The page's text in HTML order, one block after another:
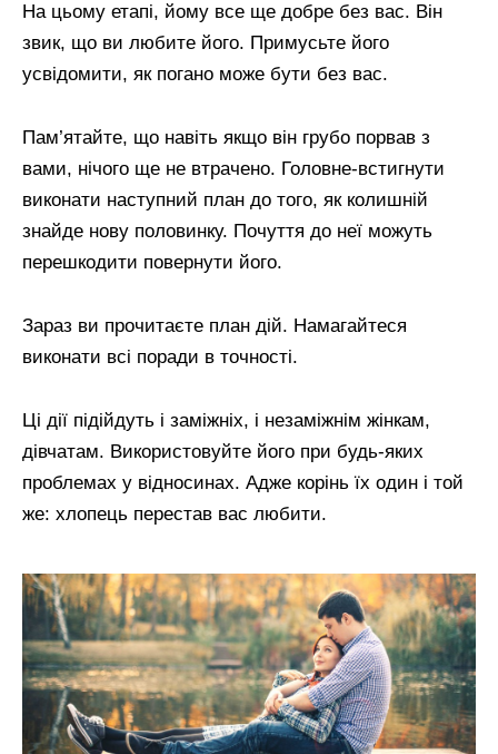
На цьому етапі, йому все ще добре без вас. Він
звик, що ви любите його. Примусьте його
усвідомити, як погано може бути без вас.
Пам’ятайте, що навіть якщо він грубо порвав з
вами, нічого ще не втрачено. Головне-встигнути
виконати наступний план до того, як колишній
знайде нову половинку. Почуття до неї можуть
перешкодити повернути його.
Зараз ви прочитаєте план дій. Намагайтеся
виконати всі поради в точності.
Ці дії підійдуть і заміжніх, і незаміжнім жінкам,
дівчатам. Використовуйте його при будь-яких
проблемах у відносинах. Адже корінь їх один і той
же: хлопець перестав вас любити.